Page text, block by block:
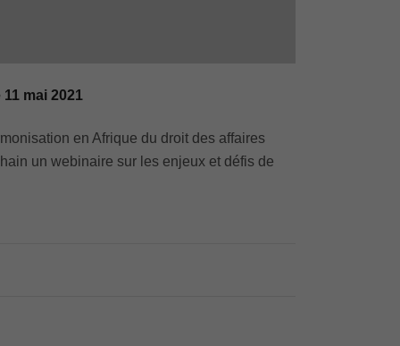
mai 2021
en Afrique du droit des affaires
un webinaire sur les enjeux et défis de